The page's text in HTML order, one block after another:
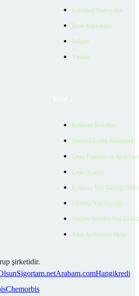
Kurumsal Materyaller
İnsan Kaynakları
İletişim
Yardım
Kullanım Koşulları
Bireysel Üyelik Sözleşmesi
Çerez Politikası ve
Çerez Ayarları
Kullanıcı Veri Gizliliği
Ziyaretçi Veri Gizliliği
Müşteri Yetkilisi Veri
Aday Aydınlatma Metni
şirketidir.
Sigortam.netArabam.comHangikredi
Chemorbis